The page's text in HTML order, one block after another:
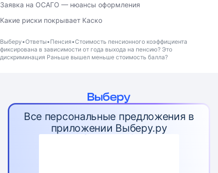
Заявка на ОСАГО — нюансы оформления
Какие риски покрывает Каско
Выберу Ответы Пенсия Стоимость пенсионного коэффициента
фиксирована в зависимости от года выхода на пенсию? Это
дискриминация Раньше вышел меньше стоимость балла?
Все персональные предложения в
приложении Выберу.ру